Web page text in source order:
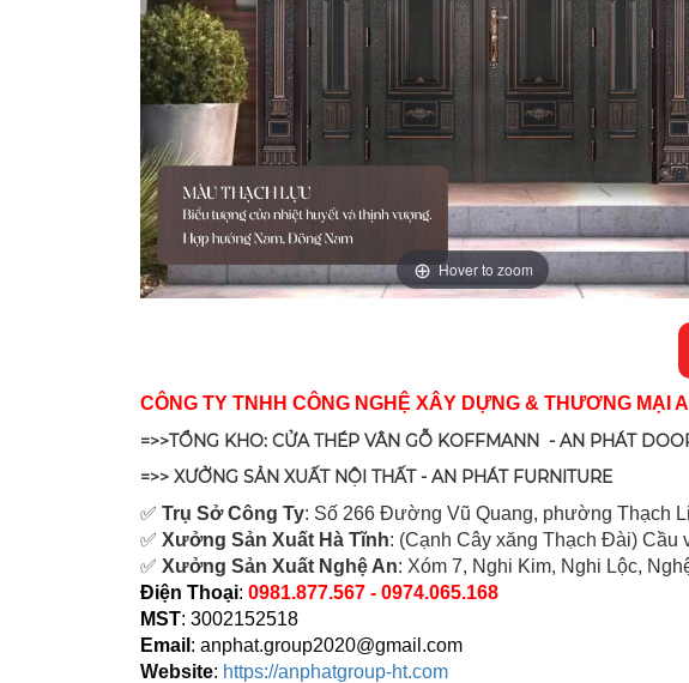
Hover to zoom
CÔNG TY TNHH CÔNG NGHỆ XÂY DỰNG & THƯƠNG MẠI
=>>TỔNG KHO: CỬA THÉP VÂN GỖ KOFFMANN - AN PHÁT
=>> XƯỞNG SẢN XUẤT NỘI THẤT - AN PHÁT FURNITURE
✅ Trụ Sở Công Ty: Số 266 Đường Vũ Quang, phường Thạch
✅ Xưởng Sản Xuất Hà Tĩnh: (Cạnh Cây xăng Thạch Đài) Cầu
✅ Xưởng Sản Xuất Nghệ An: Xóm 7, Nghi Kim, Nghi Lộc,
Điện Thoại: 0981.877.567 - 0974.065.168
MST: 3002152518
Email : anphat.group2020@gmail.com
Website: https://anphatgroup-ht.com